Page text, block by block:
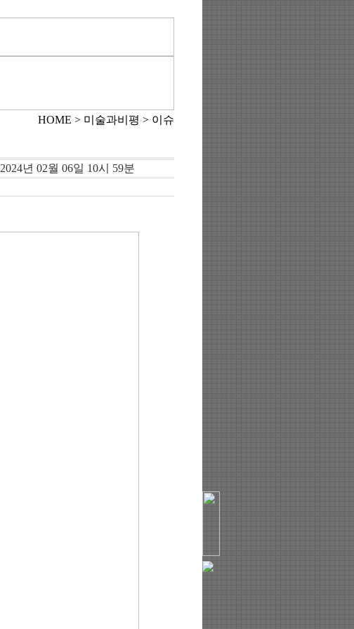
HOME > 미술과비평 > 이슈
2024년 02월 06일 10시 59분